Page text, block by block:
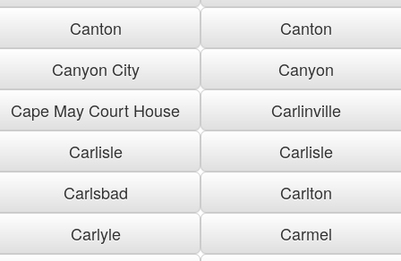
Canton
Canton
Canyon City
Canyon
Cape May Court House
Carlinville
Carlisle
Carlisle
Carlsbad
Carlton
Carlyle
Carmel